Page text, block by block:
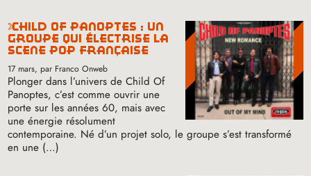
child of panoptes : un
groupe qui électrise la
scène pop française
17 mars, par Franco Onweb
Plonger dans l’univers de Child Of
Panoptes, c’est comme ouvrir une
porte sur les années 60, mais avec
une énergie résolument
contemporaine. Né d’un projet solo, le groupe s’est transformé
en une (…)